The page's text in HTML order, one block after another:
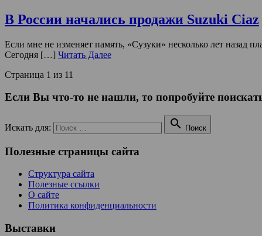
В России начались продажи Suzuki Ciaz
Если мне не изменяет память, «Сузуки» несколько лет назад
Сегодня […] Читать Далее
Страница 1 из 11
Если Вы что-то не нашли, то попробуйте
Искать для:  Поиск
Полезные страницы сайта
Структура сайта
Полезные ссылки
О сайте
Политика конфиденциальности
Выставки